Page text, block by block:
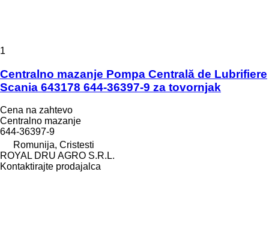
1
Centralno mazanje Pompa Centrală de Lubrifiere
Scania 643178 644-36397-9 za tovornjak
Cena na zahtevo
Centralno mazanje
644-36397-9
Romunija, Cristesti
ROYAL DRU AGRO S.R.L.
Kontaktirajte prodajalca